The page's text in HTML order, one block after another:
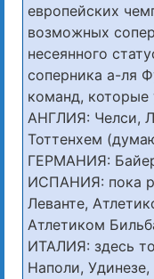
европейских
возможных
несеянного
соперника а-ля
команд,
АНГЛИЯ: Челси,
Тоттенхем
ГЕРМАНИЯ:
ИСПАНИЯ: пока
Леванте,
Атлетиком
ИТАЛИЯ: здесь
Наполи,